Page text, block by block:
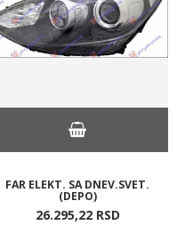
FAR ELEKT. SA DNEV.SVET.
(DEPO)
26.295,22 RSD